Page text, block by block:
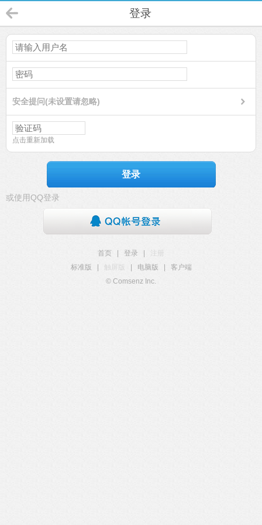
登录
安全提问(未设置请忽略)
点击重新加载
登录
或使用QQ登录
首页 登录
注册
标准版
触屏版 电脑版
客户端
© Comsenz Inc.